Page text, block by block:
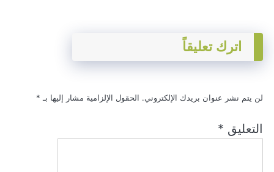
اترك تعليقاً
لن يتم نشر عنوان بريدك الإلكتروني. الحقول الإلزامية مشار إليها بـ *
التعليق *